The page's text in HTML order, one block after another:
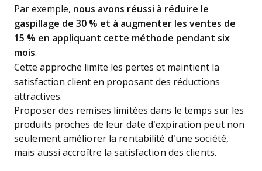
Par exemple, nous avons réussi à réduire le
gaspillage de 30 % et à augmenter les ventes de
15 % en appliquant cette méthode pendant six
mois.
Cette approche limite les pertes et maintient la
satisfaction client en proposant des réductions
attractives.
Proposer des remises limitées dans le temps sur les
produits proches de leur date d’expiration peut non
seulement améliorer la rentabilité d’une société,
mais aussi accroître la satisfaction des clients.